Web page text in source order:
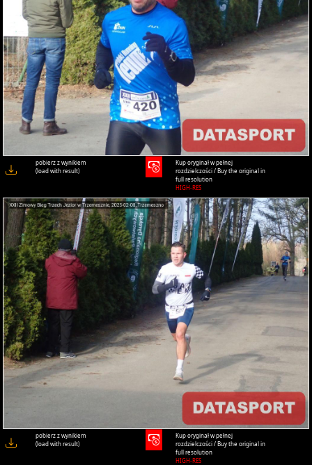
pobierz z wynikiem
(load with result)
Kup oryginał w pełnej
rozdzielczości / Buy the original in
full resolution
HIGH-RES
pobierz z wynikiem
(load with result)
Kup oryginał w pełnej
rozdzielczości / Buy the original in
full resolution
HIGH-RES